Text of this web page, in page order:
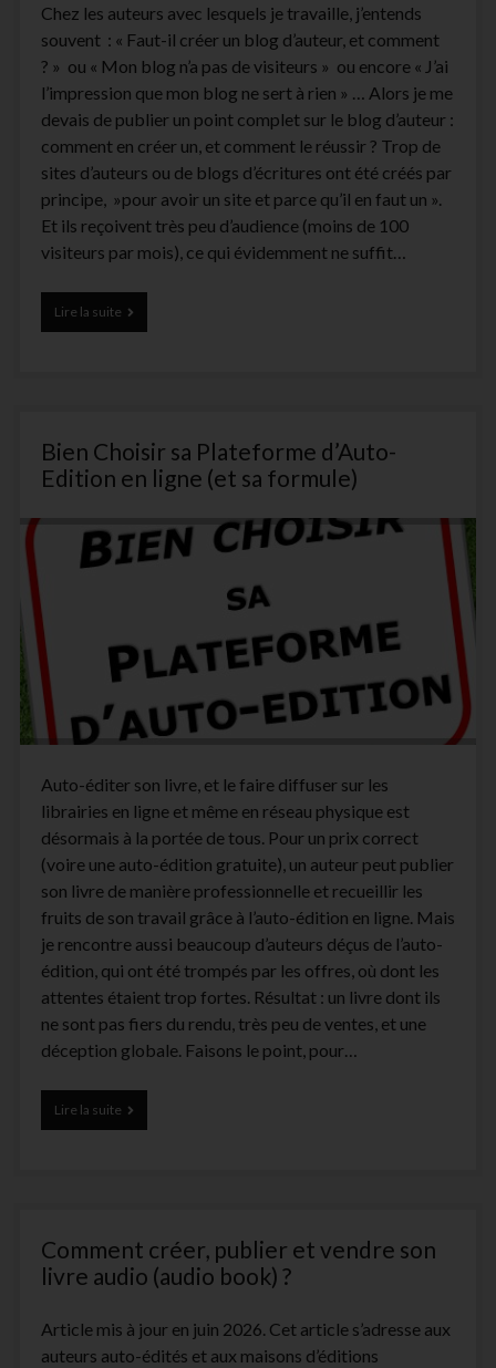
Chez les auteurs avec lesquels je travaille, j’entends
souvent : « Faut-il créer un blog d’auteur, et comment
? » ou « Mon blog n’a pas de visiteurs » ou encore « J’ai
l’impression que mon blog ne sert à rien » … Alors je me
devais de publier un point complet sur le blog d’auteur :
comment en créer un, et comment le réussir ? Trop de
sites d’auteurs ou de blogs d’écritures ont été créés par
principe, »pour avoir un site et parce qu’il en faut un ».
Et ils reçoivent très peu d’audience (moins de 100
visiteurs par mois), ce qui évidemment ne suffit…
Lire la suite7
étapes
qui
les
fait
vendre
Bien Choisir sa Plateforme d’Auto-
Edition en ligne (et sa formule)
Auto-éditer son livre, et le faire diffuser sur les
librairies en ligne et même en réseau physique est
désormais à la portée de tous. Pour un prix correct
(voire une auto-édition gratuite), un auteur peut publier
son livre de manière professionnelle et recueillir les
fruits de son travail grâce à l’auto-édition en ligne. Mais
je rencontre aussi beaucoup d’auteurs déçus de l’auto-
édition, qui ont été trompés par les offres, où dont les
attentes étaient trop fortes. Résultat : un livre dont ils
ne sont pas fiers du rendu, très peu de ventes, et une
déception globale. Faisons le point, pour…
Lire la suiteBien
Choisir
ligne
(et
sa
Comment créer, publier et vendre son
livre audio (audio book) ?
Article mis à jour en juin 2026. Cet article s’adresse aux
auteurs auto-édités et aux maisons d’éditions